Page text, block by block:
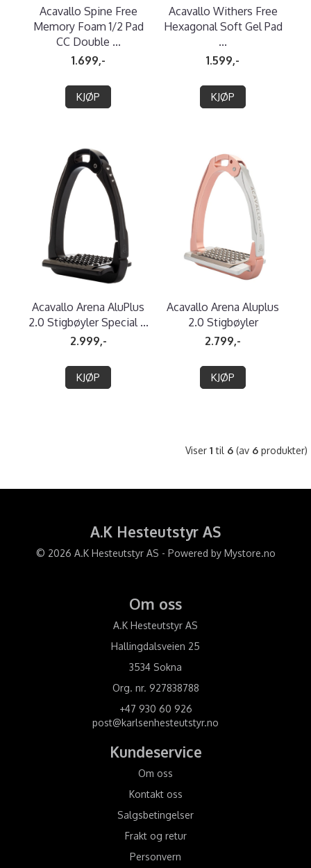
Acavallo Spine Free
Memory Foam 1/2 Pad
CC Double ...
1.699,-
KJØP
Acavallo Withers Free
Hexagonal Soft Gel Pad
...
1.599,-
KJØP
Acavallo Arena AluPlus
2.0 Stigbøyler Special ...
2.999,-
KJØP
Acavallo Arena Aluplus
2.0 Stigbøyler
2.799,-
KJØP
Viser 1 til 6 (av 6 produkter)
A.K Hesteutstyr AS
© 2026 A.K Hesteutstyr AS - Powered by Mystore.no
Om oss
A.K Hesteutstyr AS
Hallingdalsveien 25
3534 Sokna
Org. nr. 927838788
+47 930 60 926
post@karlsenhesteutstyr.no
Kundeservice
Om oss
Kontakt oss
Salgsbetingelser
Frakt og retur
Personvern